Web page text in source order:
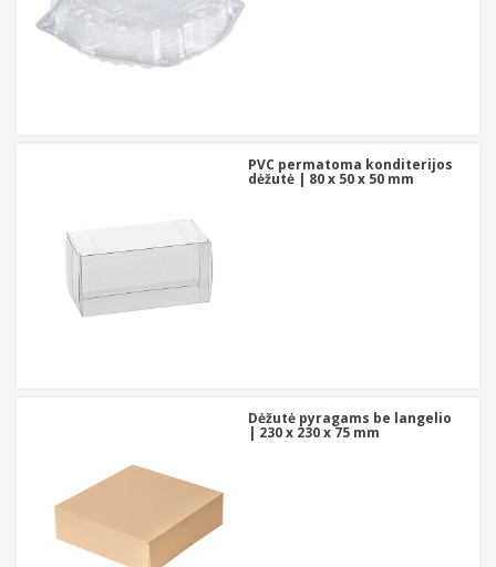
PVC permatoma konditerijos
dėžutė | 80 x 50 x 50 mm
Dėžutė pyragams be langelio
| 230 x 230 x 75 mm